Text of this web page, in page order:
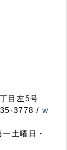
目左5号
3778 / w
土曜日・